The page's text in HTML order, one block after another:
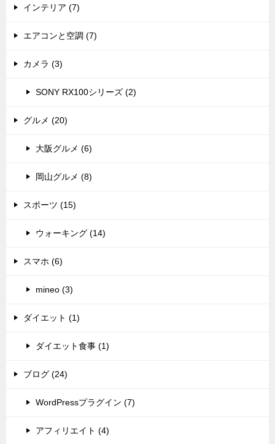
インテリア (7)
エアコンと空調 (7)
カメラ (3)
SONY RX100シリーズ (2)
グルメ (20)
大阪グルメ (6)
岡山グルメ (8)
スポーツ (15)
ウォーキング (14)
スマホ (6)
mineo (3)
ダイエット (1)
ダイエット食事 (1)
ブログ (24)
WordPressプラグイン (7)
アフィリエイト (4)